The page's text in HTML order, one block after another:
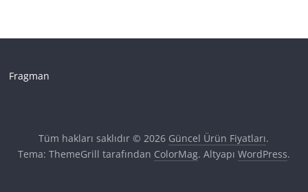
Fragman
Tüm hakları saklıdır © 2026 Güncel Ürün Fiyatları.
Tema: ThemeGrill tarafından ColorMag. Altyapı WordPress.